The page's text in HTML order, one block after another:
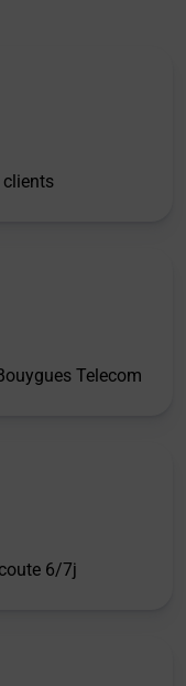
clients
Telecom
6/7j